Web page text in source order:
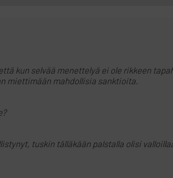
kun selvää menettelyä ei ole rikkeen
miettimään mahdollisia sanktioita.
tuskin tälläkään palstalla olisi